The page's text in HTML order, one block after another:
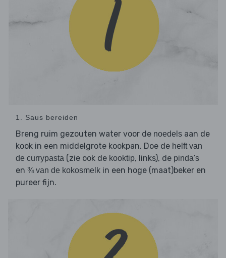
1. Saus bereiden
Breng ruim gezouten water voor de noedels aan de
kook in een middelgrote kookpan. Doe de helft van
de currypasta (zie ook de kooktip, links), de pinda's
en ¾ van de kokosmelk in een hoge (maat)beker en
pureer fijn.